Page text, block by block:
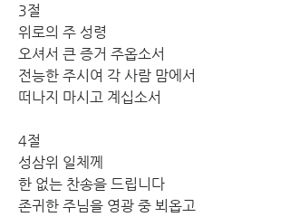
3절
위로의 주 성령
오셔서 큰 증거 주옵소서
전능한 주시여 각 사람 맘에서
떠나지 마시고 계십소서
4절
성삼위 일체께
한 없는 찬송을 드립니다
존귀한 주님을 영광 중 뵈옵고